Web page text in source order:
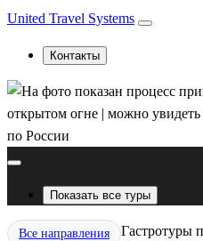
United Travel Systems
Контакты
Показать все туры
Все направления Гастротуры